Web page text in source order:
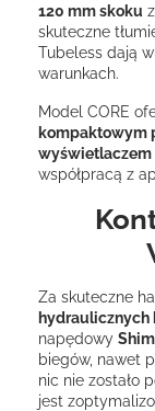
120 mm skoku
skuteczne
Tubeless dają
warunkach.
Model CORE
kompaktowym
wyświetlaczem
współpracą z
Za skuteczne
hydraulicznych
napędowy
biegów, nawet
nic nie zostało
jest